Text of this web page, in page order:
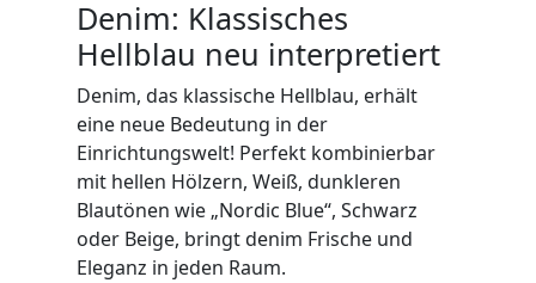
Denim: Klassisches
Hellblau neu interpretiert
Denim, das klassische Hellblau, erhält
eine neue Bedeutung in der
Einrichtungswelt! Perfekt kombinierbar
mit hellen Hölzern, Weiß, dunkleren
Blautönen wie „Nordic Blue“, Schwarz
oder Beige, bringt denim Frische und
Eleganz in jeden Raum.